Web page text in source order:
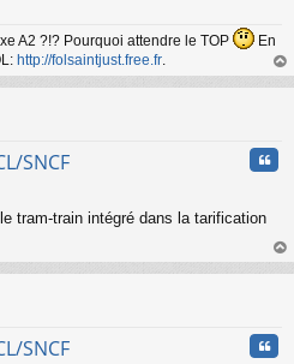
A2 ?!? Pourquoi attendre le TOP
En
http://folsaintjust.free.fr.
au
SNCF
tram-train intégré dans la tarification
au
SNCF